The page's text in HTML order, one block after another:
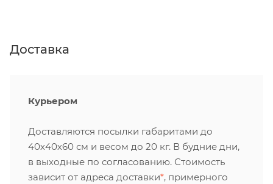
Доставка
Курьером
Доставляются посылки габаритами до
40х40х60 см и весом до 20 кг. В будние дни,
в выходные по согласованию. Стоимость
зависит от адреса доставки*, примерного